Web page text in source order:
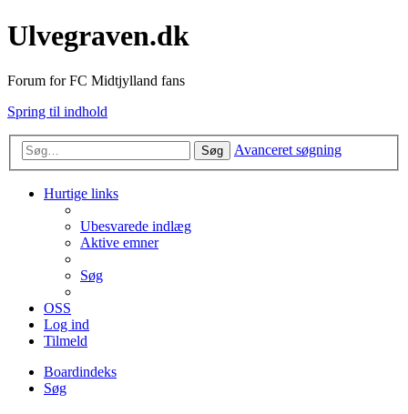
Ulvegraven.dk
Forum for FC Midtjylland fans
Spring til indhold
Søg Avanceret søgning
Hurtige links
Ubesvarede indlæg
Aktive emner
Søg
OSS
Log ind
Tilmeld
Boardindeks
Søg